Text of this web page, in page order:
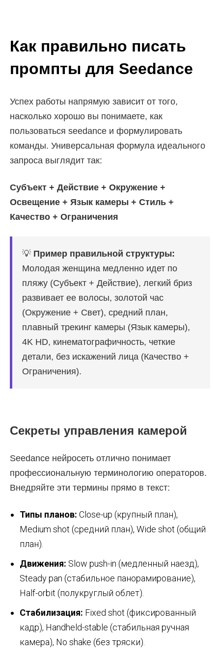
Как правильно писать
промпты для Seedance
Успех работы напрямую зависит от того,
насколько хорошо вы понимаете, как
пользоваться seedance и формулировать
команды. Универсальная формула идеального
запроса выглядит так:
Субъект + Действие + Окружение +
Освещение + Язык камеры + Стиль +
Качество + Ограничения
💡 Пример правильной структуры:
Молодая женщина медленно идет по
пляжу (Субъект + Действие), легкий бриз
развивает ее волосы, золотой час
(Окружение + Свет), средний план,
плавный трекинг камеры (Язык камеры),
4K HD, кинематографичность, четкие
детали, без искажений лица (Качество +
Ограничения).
Секреты управления камерой
Seedance нейросеть отлично понимает
профессиональную терминологию операторов.
Внедряйте эти термины прямо в текст:
Типы планов: Close-up (крупный план),
Medium shot (средний план), Wide shot (общий
план).
Движения: Slow push-in (медленный наезд),
Steady pan (стабильное панорамирование),
Half-orbit (полукруглый облет).
Стабилизация: Fixed shot (фиксированный
кадр), Handheld-stable (стабильная ручная
камера), No shake (без тряски).